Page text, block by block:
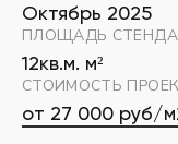
Октябрь 2025
ПЛОЩАДЬ СТЕНДА
12кв.м. м²
СТОИМОСТЬ
от 27 000 руб/